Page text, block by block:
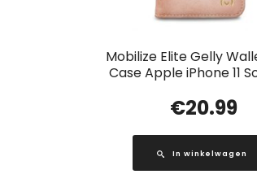
Mobilize Elite Gelly
Case Apple iPhone 11
€20.99
In winkelwagen